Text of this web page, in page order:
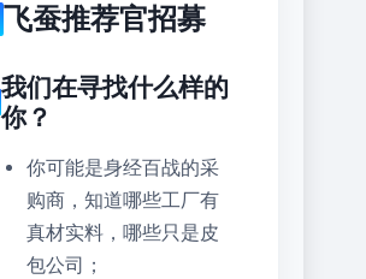
飞蚕推荐官招募
我们在寻找什么样的
你？
你可能是身经百战的采
购商，知道哪些工厂有
真材实料，哪些只是皮
包公司；